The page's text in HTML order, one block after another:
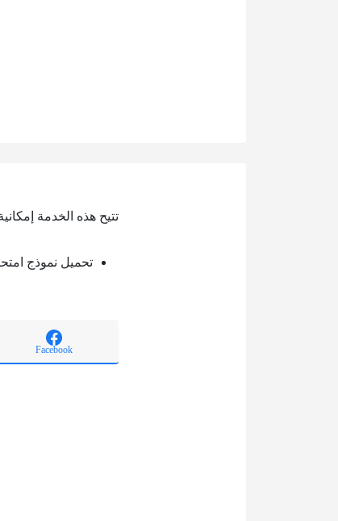
تتيح هذه الخدمة
تحميل نموذج
Facebook